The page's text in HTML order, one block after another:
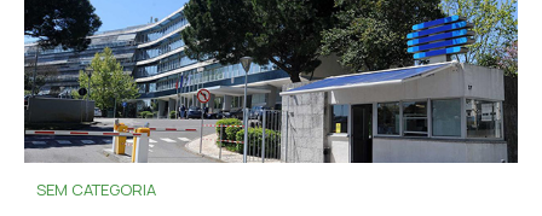
SEM CATEGORIA